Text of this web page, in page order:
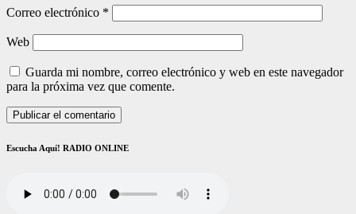
Correo electrónico *
Web
Guarda mi nombre, correo electrónico y web en este navegador
para la próxima vez que comente.
Escucha Aquí! RADIO ONLINE